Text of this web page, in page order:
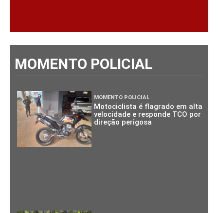
MOMENTO POLICIAL
MOMENTO POLICIAL
Motociclista é flagrado em alta
velocidade e responde TCO por
direção perigosa